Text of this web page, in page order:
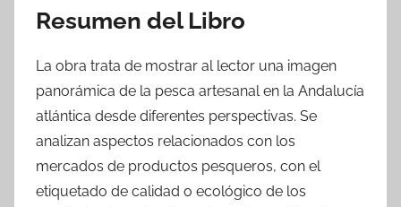
Resumen del Libro
La obra trata de mostrar al lector una imagen
panorámica de la pesca artesanal en la Andalucía
atlántica desde diferentes perspectivas. Se
analizan aspectos relacionados con los
mercados de productos pesqueros, con el
etiquetado de calidad o ecológico de los